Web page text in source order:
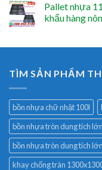
Pallet nhựa
khẩu hàng
TÌM SẢN PHẨM
bồn nhựa chữ nhật 100l
bồn nhựa tròn dung tích lớn
bồn nhựa tròn dung tích
khay chống tràn